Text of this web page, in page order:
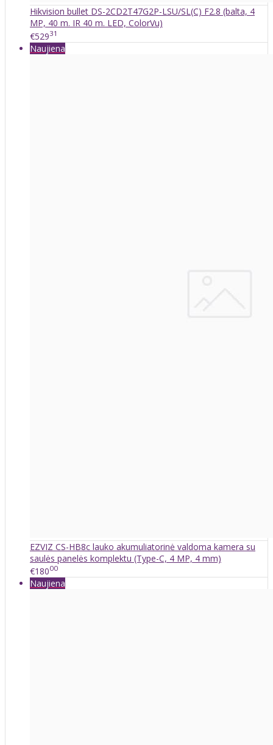
Hikvision bullet DS-2CD2T47G2P-LSU/SL(C) F2.8 (balta, 4
MP, 40 m. IR 40 m. LED, ColorVu)
€52931
Naujiena
EZVIZ CS-HB8c lauko akumuliatorinė valdoma kamera su
saulės panelės komplektu (Type-C, 4 MP, 4 mm)
€18000
Naujiena